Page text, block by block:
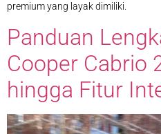
premium yang layak dimiliki.
Panduan
Cooper Cabrio
hingga Fitur